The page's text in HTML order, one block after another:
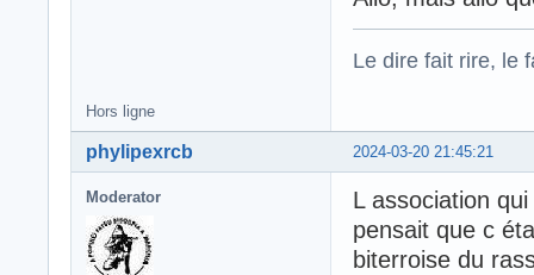
Le dire fait rire, le
Hors ligne
2024-03-20 21:45:21
phylipexrcb
Moderator
L association
pensait que c
biterroise du